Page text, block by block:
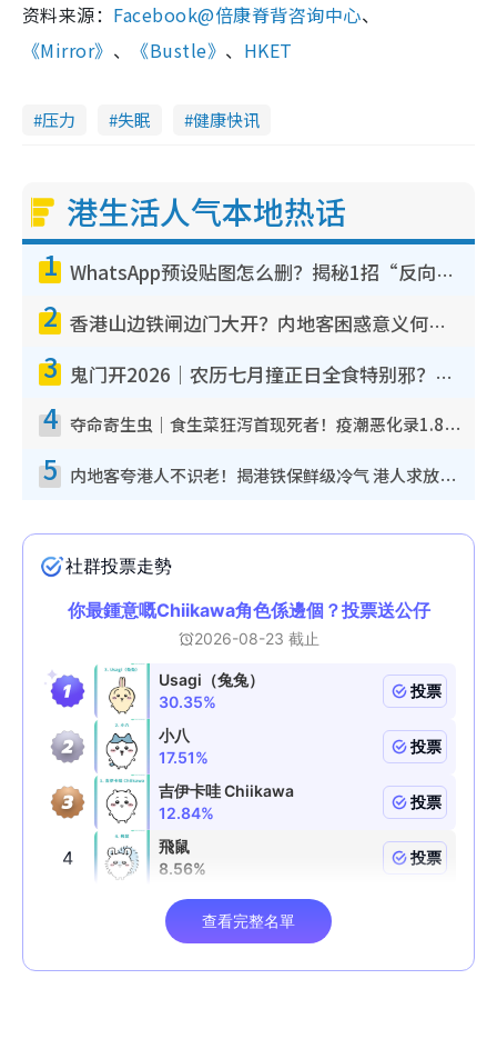
资料来源： Facebook@倍康脊背咨询中心、
《Mirror》 、 《Bustle》 、 HKET
压力 失眠 健康快讯
港生活人气本地热话
1 WhatsApp预设贴图怎么删？揭秘1招“反向操作”还原简洁界面 附3步实测教程
2 香港山边铁闸边门大开？内地客困惑意义何在！网友神回复：这种叫法理性防御
3 鬼门开2026｜农历七月撞正日全食特别邪？专家警告切忌做一事！揭4大禁忌+2招保平安
4 夺命寄生虫｜食生菜狂泻首现死者！疫潮恶化录1.8万宗病例 揭洗菜3大谬误
5 内地客夸港人不识老！揭港铁保鲜级冷气 港人求放过：别投诉